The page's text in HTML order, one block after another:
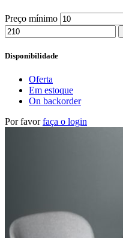
Preço mínimo
Disponibilidade
Oferta
Em estoque
On backorder
Por favorfaça o login